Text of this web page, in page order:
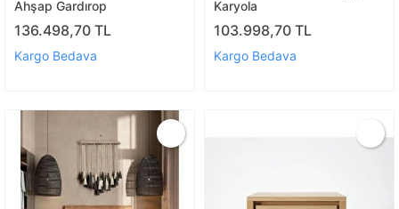
Ahşap Gardırop
136.498,70 TL
Kargo Bedava
Karyola
103.998,70 TL
Kargo Bedava